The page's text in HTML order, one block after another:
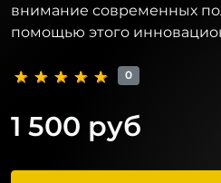
внимание современных
помощью этого
0
1 500 руб